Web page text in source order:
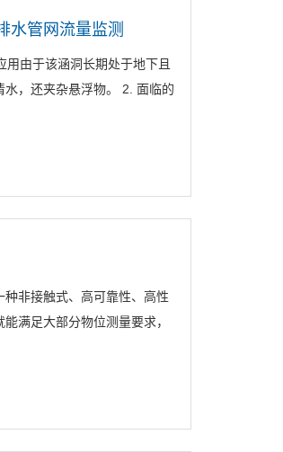
水管网流量监测
由于该涵洞长期处于地下且
，还夹杂悬浮物。 2. 面临的
非接触式、高可靠性、高性
满足大部分物位测量要求，